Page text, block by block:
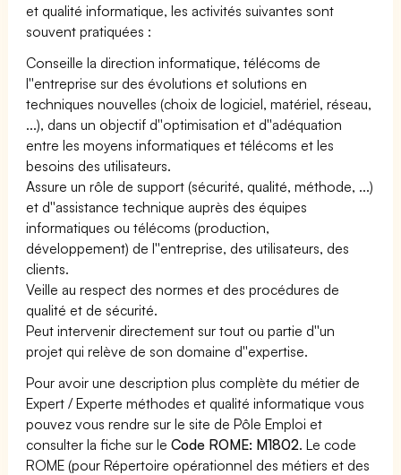
et qualité informatique, les activités suivantes sont
souvent pratiquées :
Conseille la direction informatique, télécoms de
l''entreprise sur des évolutions et solutions en
techniques nouvelles (choix de logiciel, matériel, réseau,
...), dans un objectif d''optimisation et d''adéquation
entre les moyens informatiques et télécoms et les
besoins des utilisateurs.
Assure un rôle de support (sécurité, qualité, méthode, ...)
et d''assistance technique auprès des équipes
informatiques ou télécoms (production,
développement) de l''entreprise, des utilisateurs, des
clients.
Veille au respect des normes et des procédures de
qualité et de sécurité.
Peut intervenir directement sur tout ou partie d''un
projet qui relève de son domaine d''expertise.
Pour avoir une description plus complète du métier de
Expert / Experte méthodes et qualité informatique vous
pouvez vous rendre sur le site de Pôle Emploi et
consulter la fiche sur leCode ROME: M1802. Le code
ROME (pour Répertoire opérationnel des métiers et des